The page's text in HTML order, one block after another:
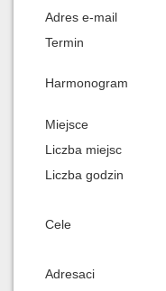
Adres e-mail
Termin
Harmonogram
Miejsce
Liczba miejsc
Liczba godzin
Cele
Adresaci